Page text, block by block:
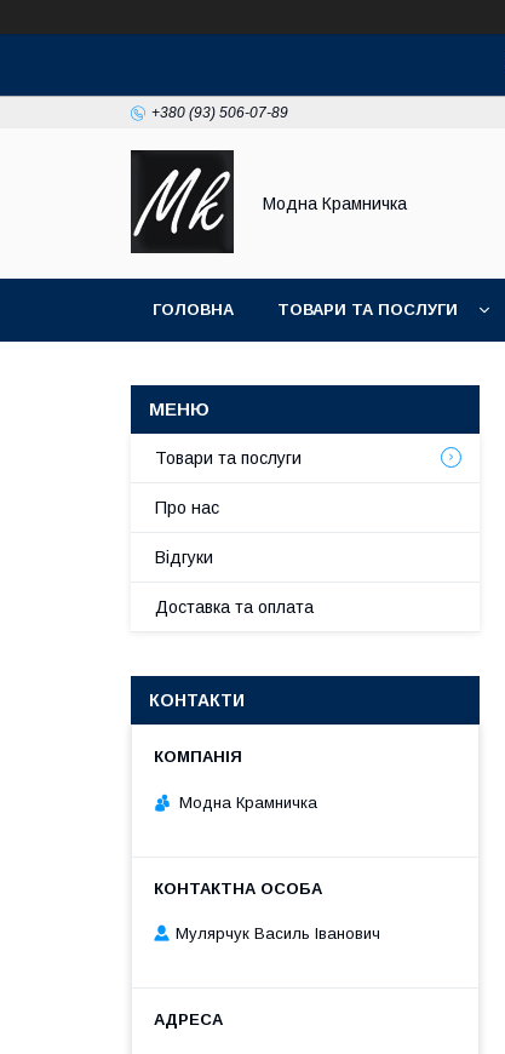
+380 (93) 506-07-89
Модна Крамничка
ГОЛОВНА ТОВАРИ ТА ПОСЛУГИ
Товари та послуги
Про нас
Відгуки
Доставка та оплата
КОНТАКТИ
Модна Крамничка
Мулярчук Василь Іванович